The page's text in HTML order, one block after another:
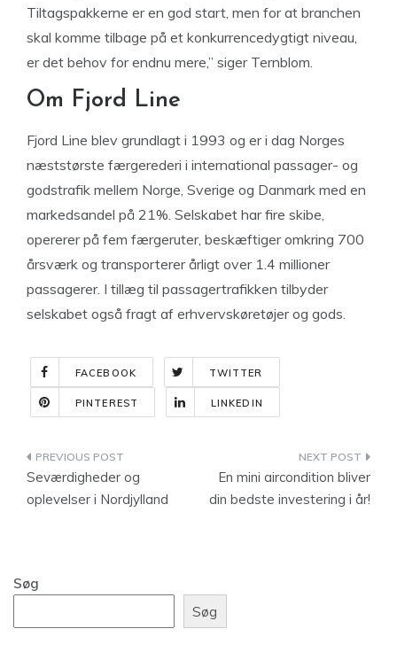
Tiltagspakkerne er en god start, men for at branchen
skal komme tilbage på et konkurrencedygtigt niveau,
er det behov for endnu mere,” siger Ternblom.
Om Fjord Line
Fjord Line blev grundlagt i 1993 og er i dag Norges
næststørste færgerederi i international passager- og
godstrafik mellem Norge, Sverige og Danmark med en
markedsandel på 21%. Selskabet har fire skibe,
opererer på fem færgeruter, beskæftiger omkring 700
årsværk og transporterer årligt over 1.4 millioner
passagerer. I tillæg til passagertrafikken tilbyder
selskabet også fragt af erhvervskøretøjer og gods.
FACEBOOK TWITTER
PINTEREST LINKEDIN
Indlægsnavigation
Seværdigheder og
oplevelser i Nordjylland
En mini aircondition bliver
din bedste investering i år!
Søg
Søg